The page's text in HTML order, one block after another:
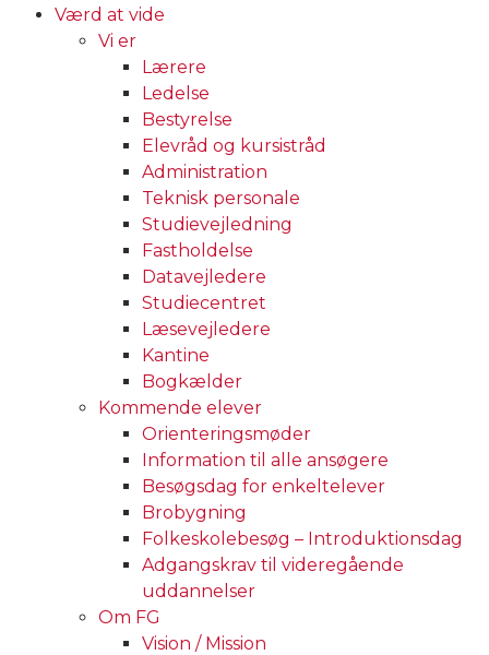
Værd at vide
Vi er
Lærere
Ledelse
Bestyrelse
Elevråd og kursistråd
Administration
Teknisk personale
Studievejledning
Fastholdelse
Datavejledere
Studiecentret
Læsevejledere
Kantine
Bogkælder
Kommende elever
Orienteringsmøder
Information til alle ansøgere
Besøgsdag for enkeltelever
Brobygning
Folkeskolebesøg – Introduktionsdag
Adgangskrav til videregående
uddannelser
Om FG
Vision / Mission